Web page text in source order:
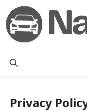
content
Privacy